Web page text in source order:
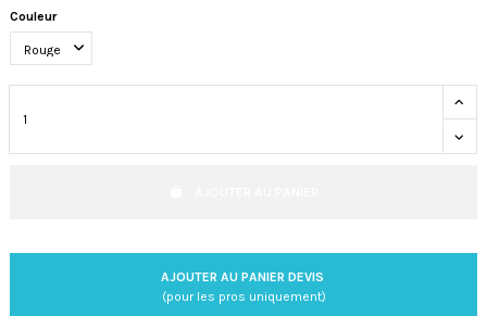
Couleur
AJOUTER AU PANIER DEVIS
(pour les pros uniquement)